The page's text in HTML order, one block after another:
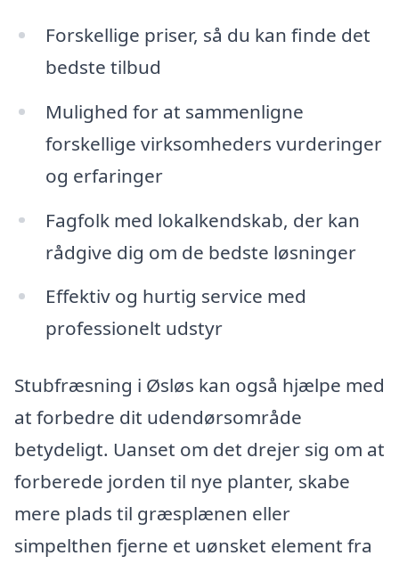
Forskellige priser, så du kan finde det
bedste tilbud
Mulighed for at sammenligne
forskellige virksomheders vurderinger
og erfaringer
Fagfolk med lokalkendskab, der kan
rådgive dig om de bedste løsninger
Effektiv og hurtig service med
professionelt udstyr
Stubfræsning i Øsløs kan også hjælpe med
at forbedre dit udendørsområde
betydeligt. Uanset om det drejer sig om at
forberede jorden til nye planter, skabe
mere plads til græsplænen eller
simpelthen fjerne et uønsket element fra